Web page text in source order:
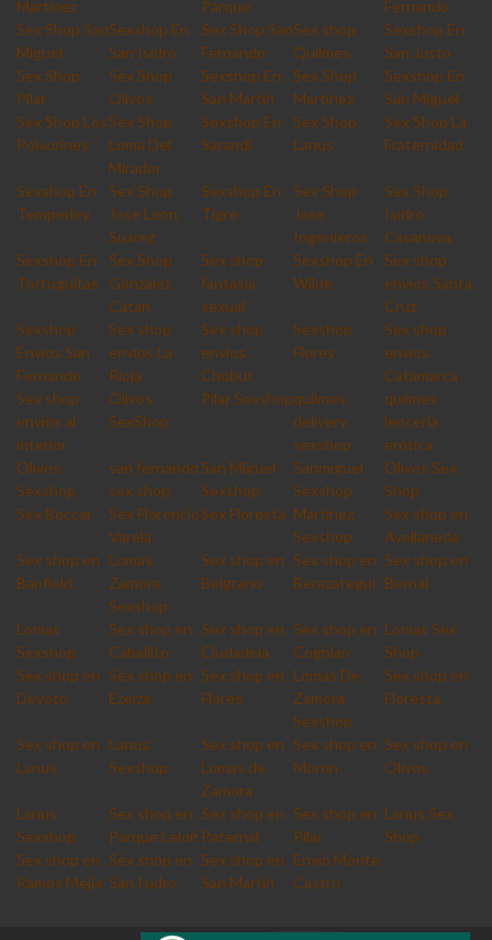
Martinez
Parque
Fernando
Sex Shop San
Miguel
Sexshop En
San Isidro
Sex Shop San
Fernando
Sex shop
Quilmes
Sexshop En
San Justo
Sex Shop
Pilar
Sex Shop
Olivos
Sexshop En
San Martin
Sex Shop
Martinez
Sexshop En
San Miguel
Sex Shop Los
Polvorines
Sex Shop
Loma Del
Mirador
Sexshop En
Sarandi
Sex Shop
Lanus
Sex Shop La
Fraternidad
Sexshop En
Temperley
Sex Shop
Jose Leon
Suarez
Sexshop En
Tigre
Sex Shop
Jose
Ingenieros
Sex Shop
Isidro
Casanova
Sexshop En
Tortuguitas
Sex Shop
Gonzalez
Catan
Sex shop
fantasia
sexual
Sexshop En
Wilde
Sex shop
envios Santa
Cruz
Sexshop
Envios San
Fernando
Sex shop
envios La
Rioja
Sex shop
envios
Chubut
Sexshop
Flores
Sex shop
envios
Catamarca
Sex shop
envios al
interior
Olivos
SexShop
Pilar Sexshopquilmes
delivery
sexshop
quilmes
lencería
erótica
Olivos
Sexshop
san fernando
sex shop
San Miguel
Sexshop
Sanmiguel
Sexshop
Olivos Sex
Shop
Sex Beccar
Sex Florencio
Varela
Sex Floresta Martinez
Sexshop
Sex shop en
Avellaneda
Sex shop en
Banfield
Lomas
Zamora
Sexshop
Sex shop en
Belgrano
Sex shop en
Berazategui
Sex shop en
Bernal
Lomas
Sexshop
Sex shop en
Caballito
Sex shop en
Ciudadela
Sex shop en
Coghlan
Lomas Sex
Shop
Sex shop en
Devoto
Sex shop en
Ezeiza
Sex shop en
Flores
Lomas De
Zamora
Sexshop
Sex shop en
Floresta
Sex shop en
Lanus
Lanus
Sexshop
Sex shop en
Lomas de
Zamora
Sex shop en
Moron
Sex shop en
Olivos
Lanus
Sexshop
Sex shop en
Parque Leloir
Sex shop en
Paternal
Sex shop en
Pilar
Lanus Sex
Shop
Sex shop en
Ramos Mejia
Sex shop en
San Isidro
Sex shop en
San Martin
Envio Monte
Castro